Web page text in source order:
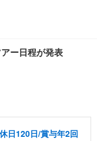
ー日程が発表
日120日/賞与年2回